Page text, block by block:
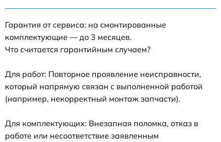
Гарантия от сервиса: на смонтированные
комплектующие — до 3 месяцев.
Что считается гарантийным случаем?
Для работ: Повторное проявление неисправности,
который напрямую связан с выполненной работой
(например, некорректный монтаж запчасти).
Для комплектующих: Внезапная поломка, отказ в
работе или несоответствие заявленным